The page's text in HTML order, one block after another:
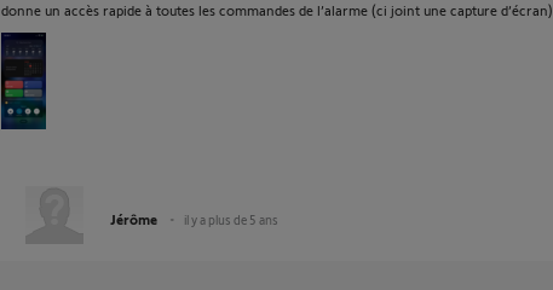
donne un accès rapide à toutes les commandes de l’alarme (ci joint une capture d’écran).
Jérôme il y a plus de 5 ans